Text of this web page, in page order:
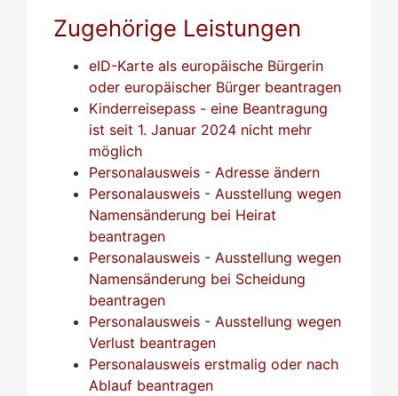
Zugehörige Leistungen
eID-Karte als europäische Bürgerin
oder europäischer Bürger beantragen
Kinderreisepass - eine Beantragung
ist seit 1. Januar 2024 nicht mehr
möglich
Personalausweis - Adresse ändern
Personalausweis - Ausstellung wegen
Namensänderung bei Heirat
beantragen
Personalausweis - Ausstellung wegen
Namensänderung bei Scheidung
beantragen
Personalausweis - Ausstellung wegen
Verlust beantragen
Personalausweis erstmalig oder nach
Ablauf beantragen